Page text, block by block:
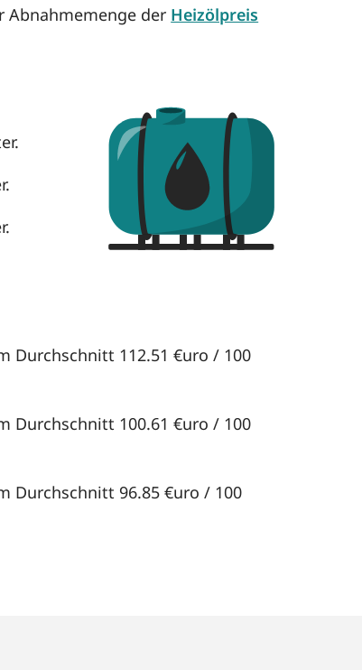
Abnahmemenge der Heizölpreis
Durchschnitt 112.51 €uro / 100
Durchschnitt 100.61 €uro / 100
Durchschnitt 96.85 €uro / 100